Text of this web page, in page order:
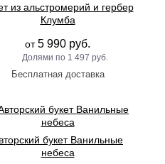
из альстромерий и гербер
Клумба
от5 990 руб.
1 497 руб.
букет Ванильные
небеса